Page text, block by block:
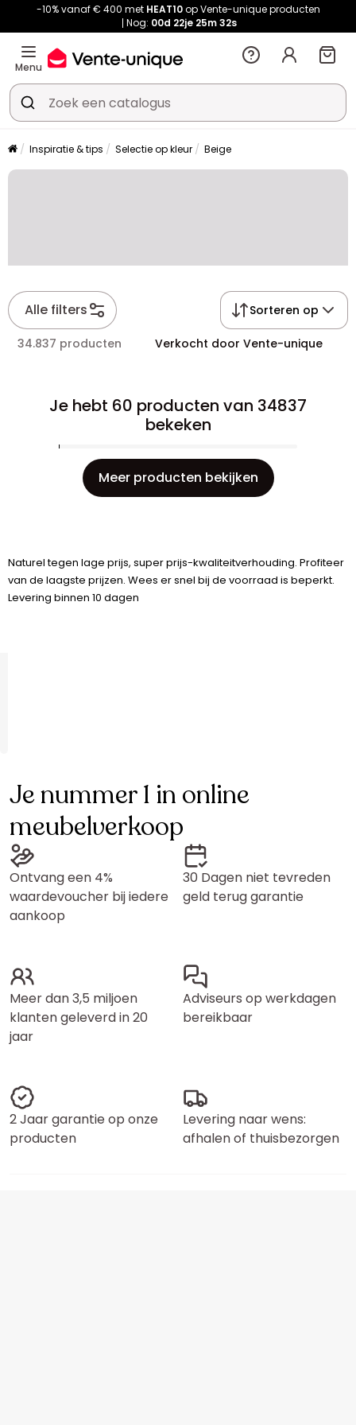
-10% vanaf € 400 met HEAT10op Vente-unique producten
Nog: 00d 22je 25m32s
Menu
Inspiratie & tips Selectie op kleur Beige
Alle filters Sorteren op
34.837 producten Verkocht door Vente-unique
Je hebt 60 producten van 34837
bekeken
Meer producten bekijken
Naturel tegen lage prijs, super prijs-kwaliteitverhouding. Profiteer
van de laagste prijzen. Wees er snel bij de voorraad is beperkt.
Levering binnen 10 dagen
Je nummer 1 in online
meubelverkoop
Ontvang een 4%
waardevoucher bij iedere
aankoop
30 Dagen niet tevreden
geld terug garantie
Meer dan 3,5 miljoen
klanten geleverd in 20
jaar
Adviseurs op werkdagen
bereikbaar
2 Jaar garantie op onze
producten
Levering naar wens:
afhalen of thuisbezorgen